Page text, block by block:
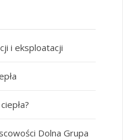
i eksploatacji
Dolna Grupa